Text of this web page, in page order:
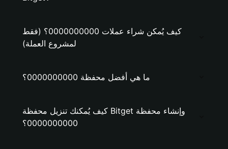
كيف يُمكن شراء عملات 0000000000؟ (فقط
لمشروع العملة)
ما هي أفضل محفظة 0000000000؟
كيف يُمكنك تنزيل محفظة Bitget وإنشاء محفظة
0000000000؟